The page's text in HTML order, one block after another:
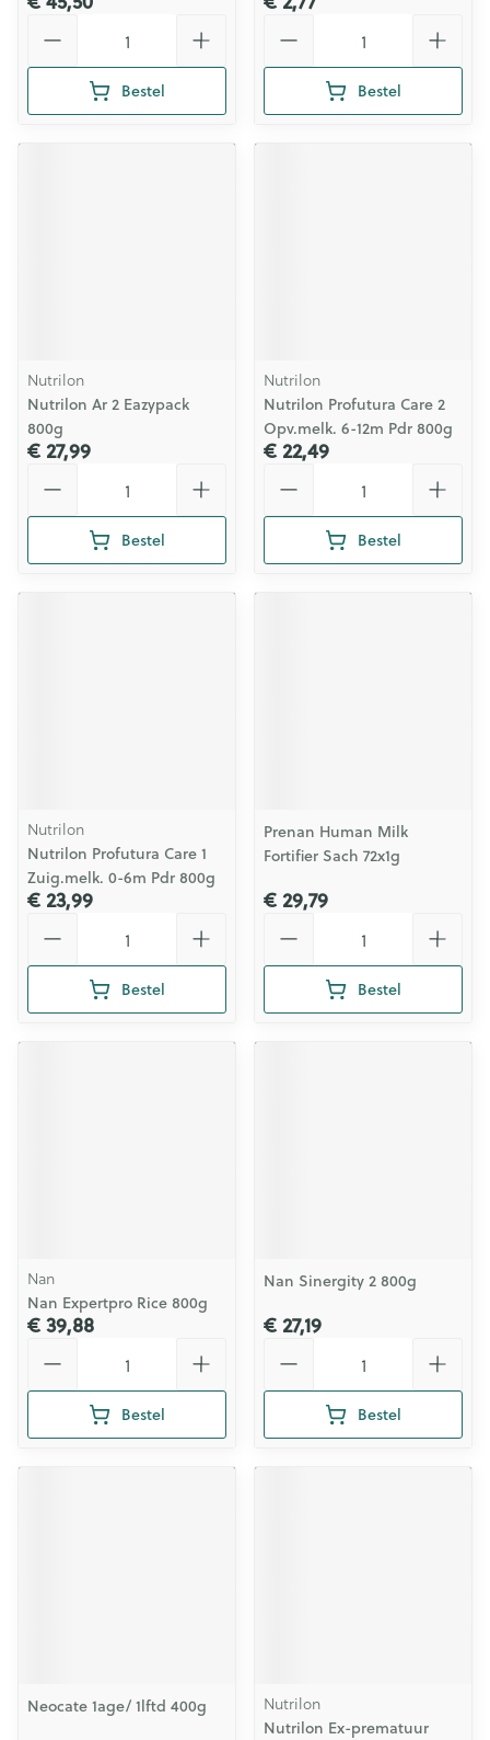
Bestel Bestel
Nutrilon
Nutrilon Ar 2 Eazypack
800g
€ 27,99
Bestel
Nutrilon
Nutrilon Profutura Care 2
Opv.melk. 6-12m Pdr 800g
€ 22,49
Bestel
Nutrilon
Nutrilon Profutura Care 1
Zuig.melk. 0-6m Pdr 800g
€ 23,99
Bestel
Prenan Human Milk
Fortifier Sach 72x1g
€ 29,79
Bestel
Nan
Nan Expertpro Rice 800g
€ 39,88
Bestel
Nan Sinergity 2 800g
€ 27,19
Bestel
Neocate 1age/ 1lftd 400g Nutrilon
Nutrilon Ex-prematuur